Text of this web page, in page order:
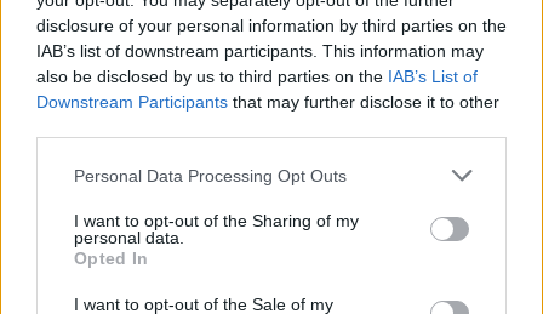
disclosure of your personal information by third parties on the
IAB’s list of downstream participants. This information may
also be disclosed by us to third parties on the IAB’s List of
Downstream Participants that may further disclose it to other
Please note that this website/app uses one or more Google
not limited to your visit or usage behaviour. You may click to
grant or deny consent to Google and its third-party tags to
use your data for below specified purposes in below Google
consent section.
Personal Data Processing Opt Outs
I want to opt-out of the Sharing of my
personal data.
Opted In
I want to opt-out of the Sale of my
Έγκλημα στην Κυψέλη: Οι... περιπέτειες του
26χρονου, ο γάμος, η ξαφνική αλλαγή και η